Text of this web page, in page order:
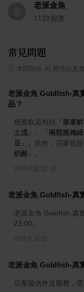
老派金魚
1129個讚
常見問題
本問答由 AI 整理自真
老派金魚 Goldfish-真
品？
推薦飲品包括 泰泰
土流
兩顆脆梅綠
豆
。此外，店家也
奶酪
老派金魚 Goldfish-真
老派金魚 Goldfish-真
23:00。
老派金魚 Goldfish-真
店家提供外送服務，